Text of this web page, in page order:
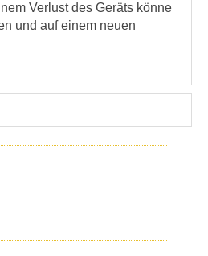
Verlust des Geräts könne
und auf einem neuen